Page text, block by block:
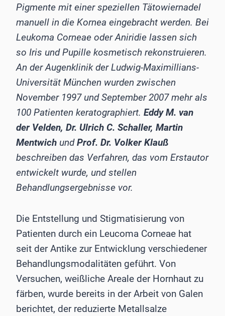
Pigmente mit einer speziellen Tätowiernadel
manuell in die Kornea eingebracht werden. Bei
Leukoma Corneae oder Aniridie lassen sich
so Iris und Pupille kosmetisch rekonstruieren.
An der Augenklinik der Ludwig-Maximillians-
Universität München wurden zwischen
November 1997 und September 2007 mehr als
100 Patienten keratographiert. Eddy M. van
der Velden, Dr. Ulrich C. Schaller, Martin
Mentwich undProf. Dr. Volker Klauß
beschreiben das Verfahren, das vom Erstautor
entwickelt wurde, und stellen
Behandlungsergebnisse vor.
Die Entstellung und Stigmatisierung von
Patienten durch ein Leucoma Corneae hat
seit der Antike zur Entwicklung verschiedener
Behandlungsmodalitäten geführt. Von
Versuchen, weißliche Areale der Hornhaut zu
färben, wurde bereits in der Arbeit von Galen
berichtet, der reduzierte Metallsalze